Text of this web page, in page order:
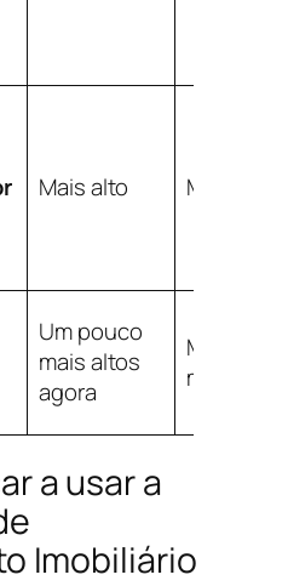
Mais alto Mais alto
Um pouco
mais altos
agora
Mais
mais
a usar a
Imobiliário